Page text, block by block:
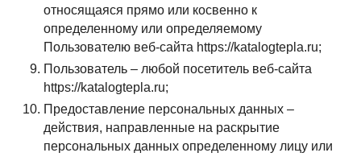
относящаяся прямо или косвенно к
определенному или определяемому
Пользователю веб-сайта https://katalogtepla.ru;
Пользователь – любой посетитель веб-сайта
https://katalogtepla.ru;
Предоставление персональных данных –
действия, направленные на раскрытие
персональных данных определенному лицу или